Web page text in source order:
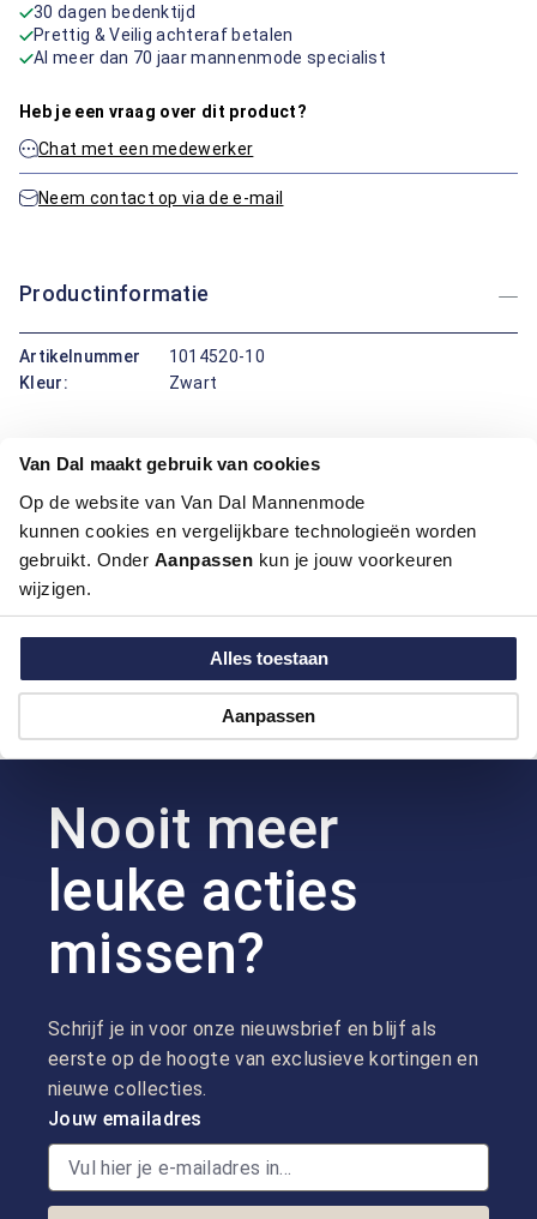
Van Dal maakt gebruik van cookies
Op de website van Van Dal Mannenmode
kunnen cookies en vergelijkbare technologieën worden
gebruikt. Onder Aanpassen kun je jouw voorkeuren
wijzigen.
Alles toestaan
Aanpassen
30 dagen bedenktijd
Prettig & Veilig achteraf betalen
Al meer dan 70 jaar mannenmode specialist
Heb je een vraag over dit product?
Chat met een medewerker
Neem contact op via de e-mail
Productinformatie
Artikelnummer
1014520-10
Kleur:
Zwart
Over Bartlett
Hoe kan ik betalen?
Nooit meer
leuke acties
missen?
Schrijf je in voor onze nieuwsbrief en blijf als
eerste op de hoogte van exclusieve kortingen en
nieuwe collecties.
Jouw emailadres